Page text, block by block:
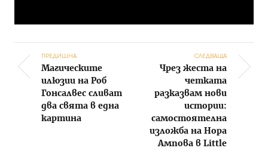
Post navigation
ПРЕДИШНА
Магическите
илюзии на Роб
Гонсалвес сливат
два свята в една
картина
СЛЕДВАЩА
Чрез жеста на
четката
разказвам нови
истории:
самостоятелна
изложба на Нора
Ампова в Little